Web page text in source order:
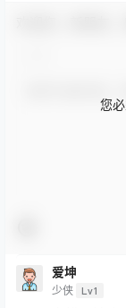
您
爱坤
少侠 Lv1